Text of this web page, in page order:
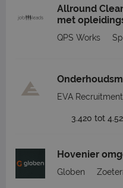
Allround
met
QPS Works
EVA Recruitment
3.420 tot
Hovenier
Globen